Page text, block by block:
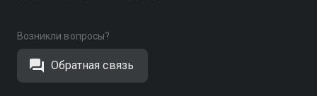
Возникли вопросы?
Обратная связь